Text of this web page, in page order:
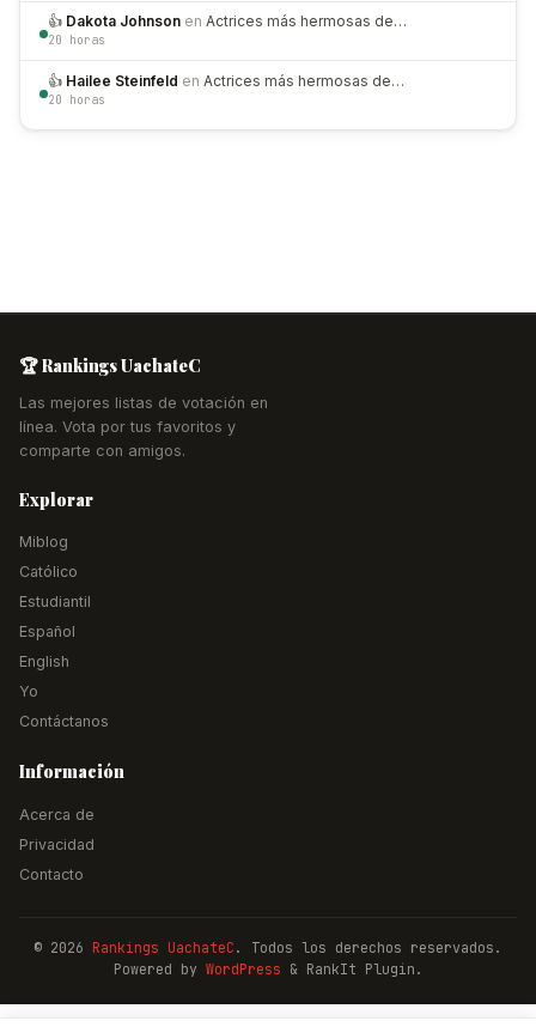
👍 Dakota Johnson en Actrices más hermosas de…
20 horas
👍 Hailee Steinfeld en Actrices más hermosas de…
20 horas
🏆 Rankings UachateC
Las mejores listas de votación en
línea. Vota por tus favoritos y
comparte con amigos.
Explorar
Miblog
Católico
Estudiantil
Español
English
Yo
Contáctanos
Información
Acerca de
Privacidad
Contacto
© 2026 Rankings UachateC . Todos los derechos reservados.
Powered by WordPress & RankIt Plugin.